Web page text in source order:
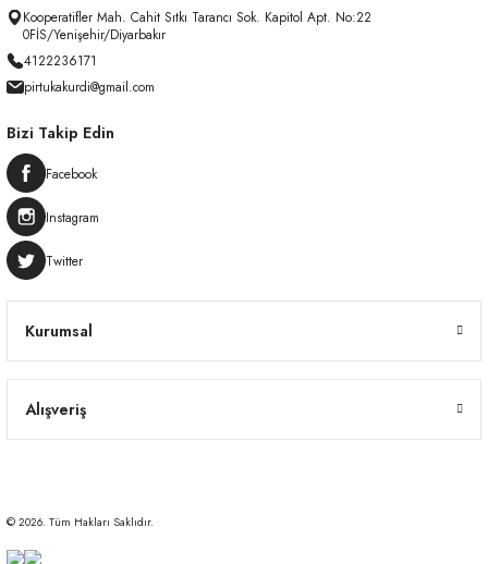
Kooperatifler Mah. Cahit Sıtkı Tarancı Sok. Kapitol Apt. No:22
0FİS/Yenişehir/Diyarbakır
4122236171
pirtukakurdi@gmail.com
Kurumsal
Alışveriş
Bizi Takip Edin
Facebook
Instagram
Twitter
© 2026. Tüm Hakları Saklıdır.